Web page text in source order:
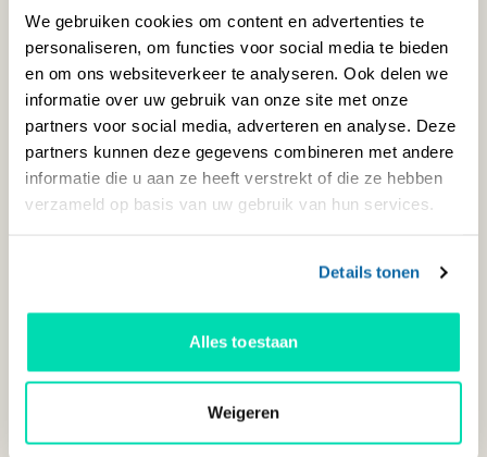
We gebruiken cookies om content en advertenties te
personaliseren, om functies voor social media te bieden
en om ons websiteverkeer te analyseren. Ook delen we
informatie over uw gebruik van onze site met onze
partners voor social media, adverteren en analyse. Deze
partners kunnen deze gegevens combineren met andere
informatie die u aan ze heeft verstrekt of die ze hebben
verzameld op basis van uw gebruik van hun services.
Details tonen
Alles toestaan
Weigeren
Te verzilveren bedrag:
EUR 170.000,-
Neem contact op